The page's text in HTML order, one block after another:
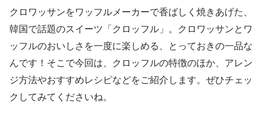
クロワッサンをワッフルメーカーで香ばしく焼きあげた、
韓国で話題のスイーツ「クロッフル」。クロワッサンとワ
ッフルのおいしさを一度に楽しめる、とっておきの一品な
んです！そこで今回は、クロッフルの特徴のほか、アレン
ジ方法やおすすめレシピなどをご紹介します。ぜひチェッ
クしてみてくださいね。